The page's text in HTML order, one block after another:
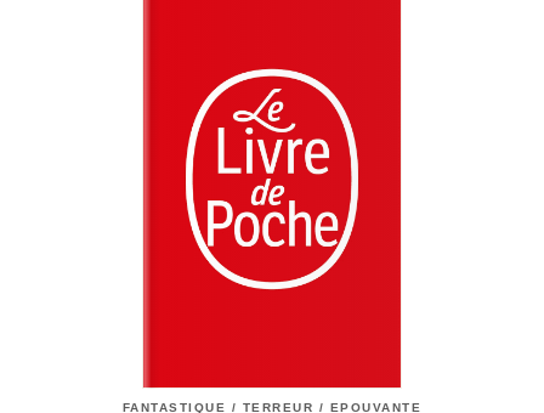
FANTASTIQUE / TERREUR / EPOUVANTE